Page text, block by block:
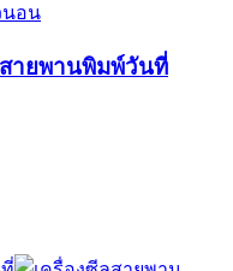
นอน
ายพานพิมพ์วันที่